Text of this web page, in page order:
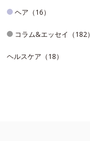
ヘア（16）
コラム&エッセイ（182）
ヘルスケア（18）